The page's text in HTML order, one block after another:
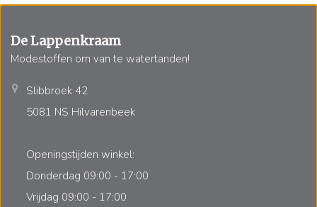
De Lappenkraam
Modestoffen om van te watertanden!
Slibbroek 42
5081 NS Hilvarenbeek
Openingstijden winkel:
Donderdag 09:00 - 17:00
Vrijdag 09:00 - 17:00